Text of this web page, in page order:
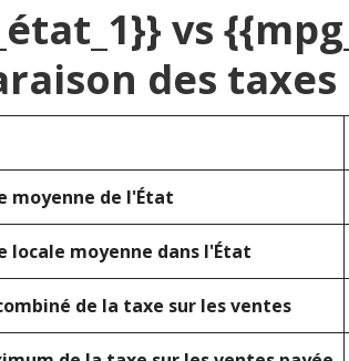
vs
des
moyenne de l'État
locale moyenne dans l'État
de la taxe sur les ventes